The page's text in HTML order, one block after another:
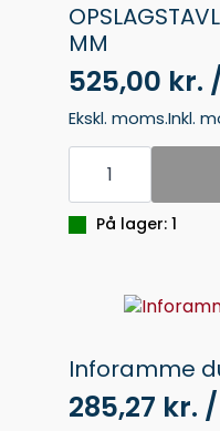
MM
525,00 kr.
Ekskl. moms.Inkl.
OPSLAGSTAVLE
LINTEX
455X605
MM
antalPå lager: 1
Inforamme
285,27 kr.